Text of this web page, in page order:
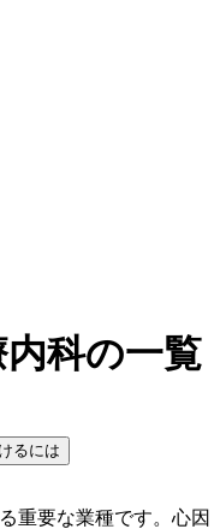
科の一覧
るには
重要な業種です。心因